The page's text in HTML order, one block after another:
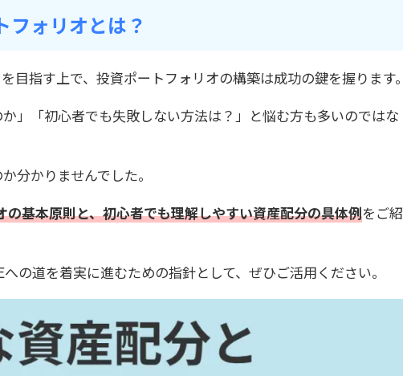
フォリオとは？
指す上で、投資ポートフォリオの構築は成功の鍵を握ります。
」「初心者でも失敗しない方法は？」と悩む方も多いのではな
分かりませんでした。
基本原則と、初心者でも理解しやすい資産配分の具体例をご紹
の道を着実に進むための指針として、ぜひご活用ください。